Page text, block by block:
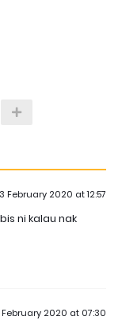
3 February 2020 at 12:57
ni kalau nak
February 2020 at 07:30